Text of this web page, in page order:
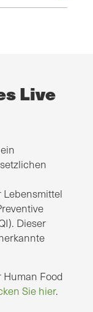
Live
Dieser
Human Food
Sie hier.